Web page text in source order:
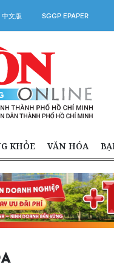
中文版 SGGP EPAPER
KHỎE VĂN HÓA